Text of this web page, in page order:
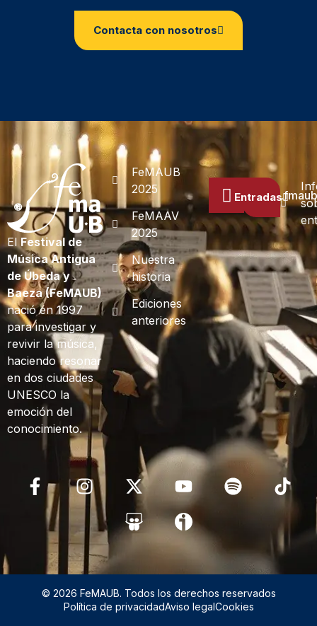
Contacta con nosotros
El Festival de
Música Antigua
de Úbeda y
Baeza (FeMAUB)
nació en 1997
para investigar y
revivir la música,
haciendo resonar
en dos ciudades
UNESCO la
emoción del
conocimiento.
FeMAUB
2025
FeMAAV
2025
Nuestra
historia
Ediciones
anteriores
Entradas
© 2026 FeMAUB. Todos los derechos reservados
Política de privacidadAviso legalCookies